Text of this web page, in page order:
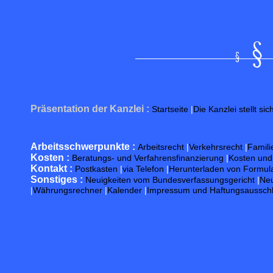
Präsentation der Kanzlei : Startseite |Die Kanzlei stellt
Arbeitsschwerpunkte : Arbeitsrecht |Verkehrsrecht |
Kosten : Beratungs- und Verfahrensfinanzierung |Kosten
Kontakt : Postkasten |via Telefon |Herunterladen von
Sonstiges : Neuigkeiten vom Bundesverfassungsgericht |
|Währungsrechner |Kalender |Impressum und